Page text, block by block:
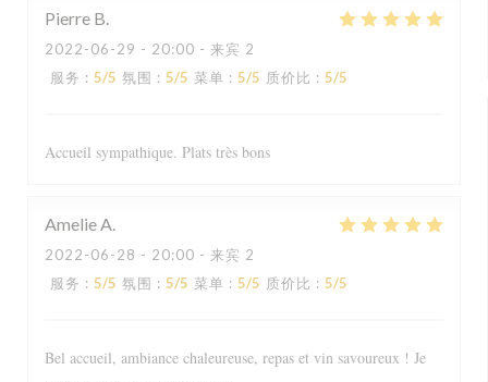
Pierre B
2022-06-29 - 20:00 - 来宾 2
服务 : 5/5 氛围 : 5/5 菜单 : 5/5 质价比 : 5/5
Accueil sympathique. Plats très bons
AmelieA
2022-06-28 - 20:00 - 来宾 2
服务 : 5/5 氛围 : 5/5 菜单 : 5/5 质价比 : 5/5
Bel accueil, ambiance chaleureuse, repas et vin savoureux ! Je